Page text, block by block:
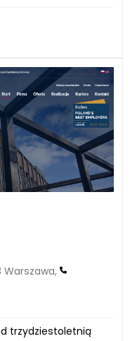
Warszawa,
trzydziestoletnią